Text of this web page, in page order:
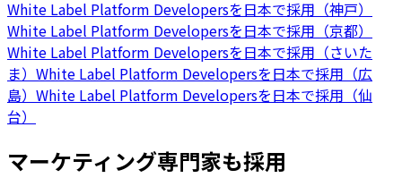
White Label Platform Developersを日本で採用（神戸）
White Label Platform Developersを日本で採用（京都）
White Label Platform Developersを日本で採用（さいた
ま） White Label Platform Developersを日本で採用（広
島） White Label Platform Developersを日本で採用（仙
台）
マーケティング専門家も採用